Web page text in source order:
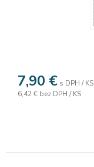
7,90 € s DPH / KS
6,42 € bez DPH / KS